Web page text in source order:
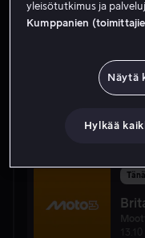
10:00
13.10
yleisötutkimus ja
Kumppanien
Näytä
Hylkää